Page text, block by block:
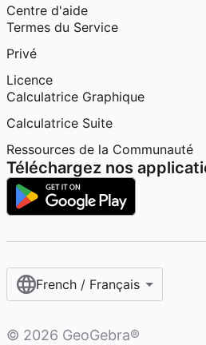
Centre d'aide
Termes du Service
Privé
Licence
Calculatrice Graphique
Calculatrice Suite
Ressources de la Communauté
Téléchargez nos
French / Français‎
© 2026 GeoGebra®